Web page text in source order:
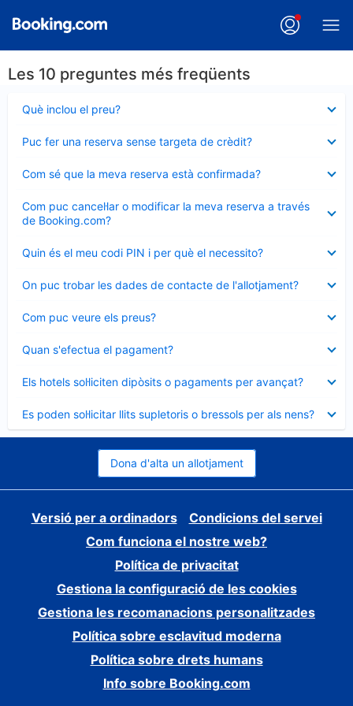
Les 10 preguntes més freqüents
Què inclou el preu?
tancat
Puc fer una reserva sense targeta de crèdit?
tancat
Com sé que la meva reserva està confirmada?
tancat
Com puc cancel·lar o modificar la meva reserva a través
de Booking.com?
tancat
Quin és el meu codi PIN i per què el necessito?
tancat
On puc trobar les dades de contacte de l'allotjament?
tancat
Com puc veure els preus?
tancat
Quan s'efectua el pagament?
tancat
Els hotels sol·liciten dipòsits o pagaments per avançat?
tancat
Es poden sol·licitar llits supletoris o bressols per als nens?
tancat
Dona d'alta un allotjament
Versió per a ordinadors
Condicions del servei
Com funciona el nostre web?
Política de privacitat
Gestiona la configuració de les cookies
Gestiona les recomanacions personalitzades
Política sobre esclavitud moderna
Política sobre drets humans
Info sobre Booking.com